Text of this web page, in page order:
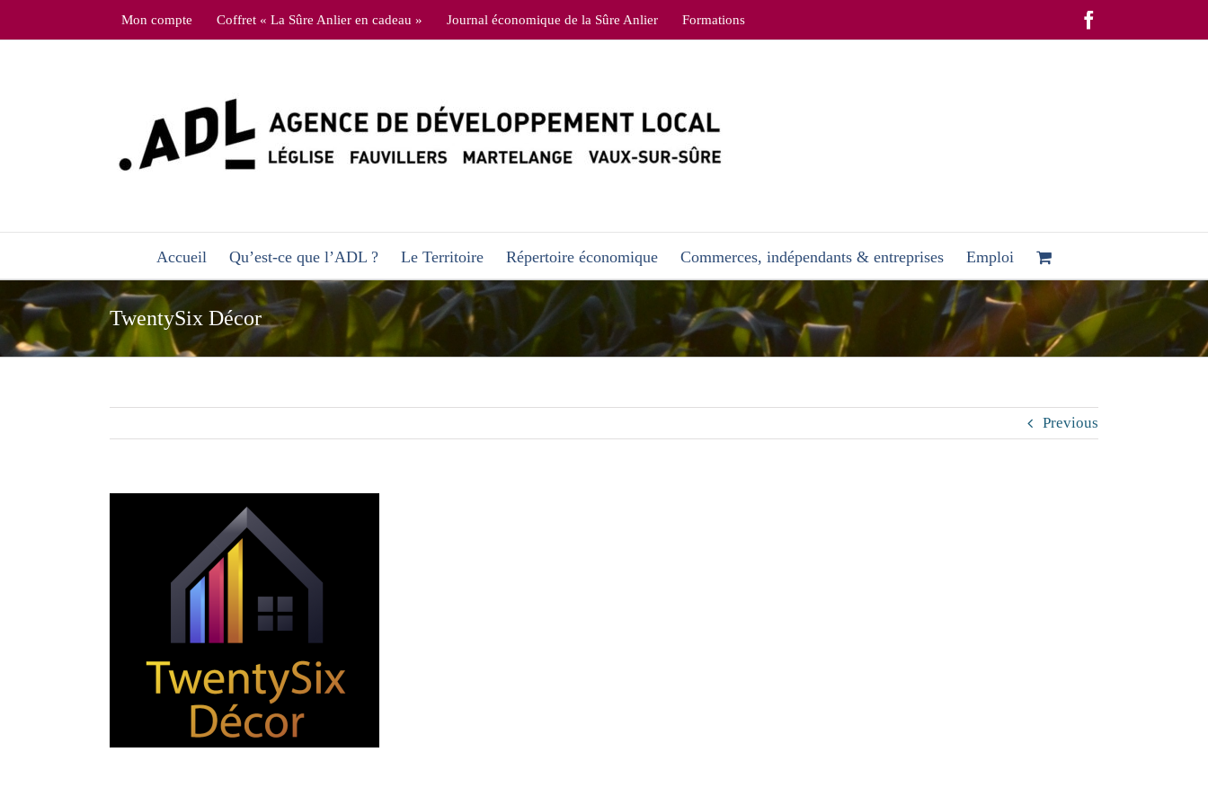
Mon compte Coffret « La Sûre Anlier en cadeau » Journal économique de la Sûre Anlier Formations
Accueil Qu’est-ce que l’ADL ? Le Territoire Répertoire économique Commerces, indépendants & entreprises Emploi
TwentySix Décor
Previous